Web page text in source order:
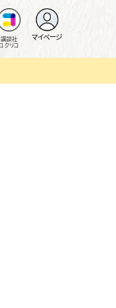
講談社
クリコ
マイページ